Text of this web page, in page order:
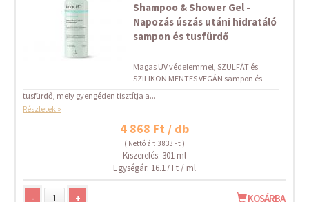
Shampoo & Shower Gel -
Napozás úszás utáni hidratáló
sampon és tusfürdő
Magas UV védelemmel, SZULFÁT és
SZILIKON MENTES VEGÁN sampon és
tusfürdő, mely gyengéden tisztítja a...
Részletek »
4 868 Ft / db
( Nettó ár: 3 833 Ft )
Kiszerelés: 301 ml
Egységár: 16.17 Ft / ml
- + KOSÁRBA